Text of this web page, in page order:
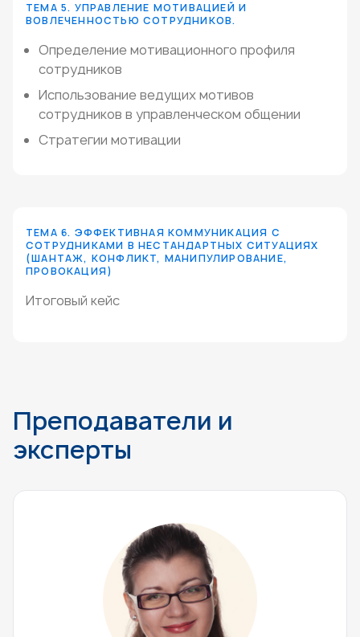
ТЕМА 5. УПРАВЛЕНИЕ МОТИВАЦИЕЙ И
ВОВЛЕЧЕННОСТЬЮ СОТРУДНИКОВ.
Определение мотивационного профиля
сотрудников
Использование ведущих мотивов
сотрудников в управленческом общении
Стратегии мотивации
ТЕМА 6. ЭФФЕКТИВНАЯ КОММУНИКАЦИЯ С
СОТРУДНИКАМИ В НЕСТАНДАРТНЫХ СИТУАЦИЯХ
(ШАНТАЖ, КОНФЛИКТ, МАНИПУЛИРОВАНИЕ,
ПРОВОКАЦИЯ)
Итоговый кейс
Преподаватели и
эксперты